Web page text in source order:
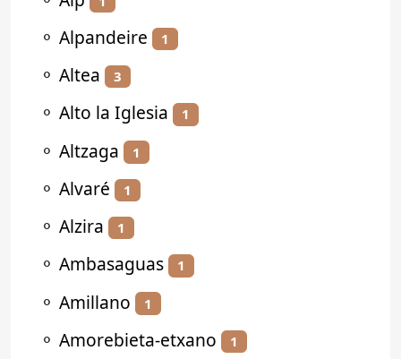
⚬ Alpandeire 1
⚬ Altea 3
⚬ Alto la Iglesia 1
⚬ Altzaga 1
⚬ Alvaré 1
⚬ Alzira 1
⚬ Ambasaguas 1
⚬ Amillano 1
⚬ Amorebieta-etxano 1